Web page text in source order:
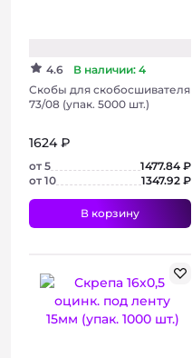
+ 2 фото
4.6
В наличии: 4
Скобы для скобосшивателя
73/08 (упак. 5000 шт.)
1624 ₽
от 5
1477.84 ₽
от 10
1347.92 ₽
В корзину